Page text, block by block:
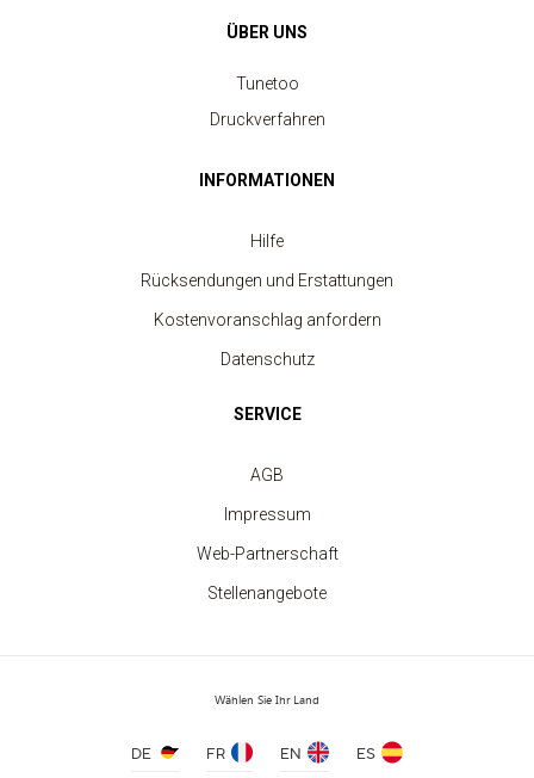
Tunetoo
ÜBER UNS
Tunetoo
Druckverfahren
INFORMATIONEN
Hilfe
Rücksendungen und Erstattungen
Kostenvoranschlag anfordern
Datenschutz
SERVICE
AGB
Impressum
Web-Partnerschaft
Stellenangebote
Wählen Sie Ihr Land
DE FR EN ES